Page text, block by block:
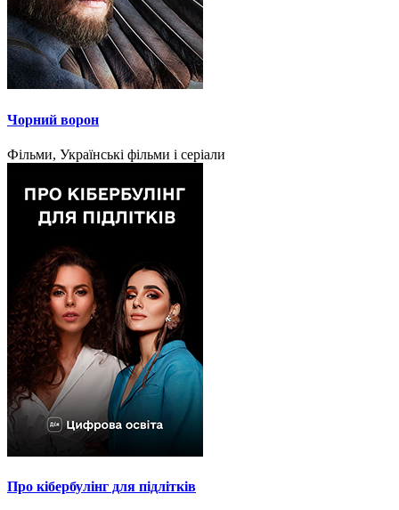
Чорний ворон
Фільми, Українські фільми і серіали
Про кібербулінг для підлітків